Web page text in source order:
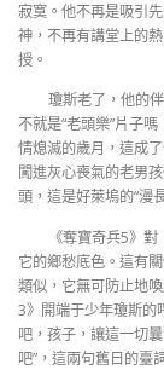
寂寞。他不再是吸引
神，不再有講堂上的
授。
瓊斯老了，他的
不就是“老頭樂”片子
情熄滅的歲月，這成
闖進灰心喪氣的老男
頭，這是好萊塢的“漫
《奪寶奇兵5》
它的鄉愁底色。這有
類似，它無可防止地
3》開端于少年瓊斯的
吧，孩子，讓這一切
吧”，這兩句舊日的臺